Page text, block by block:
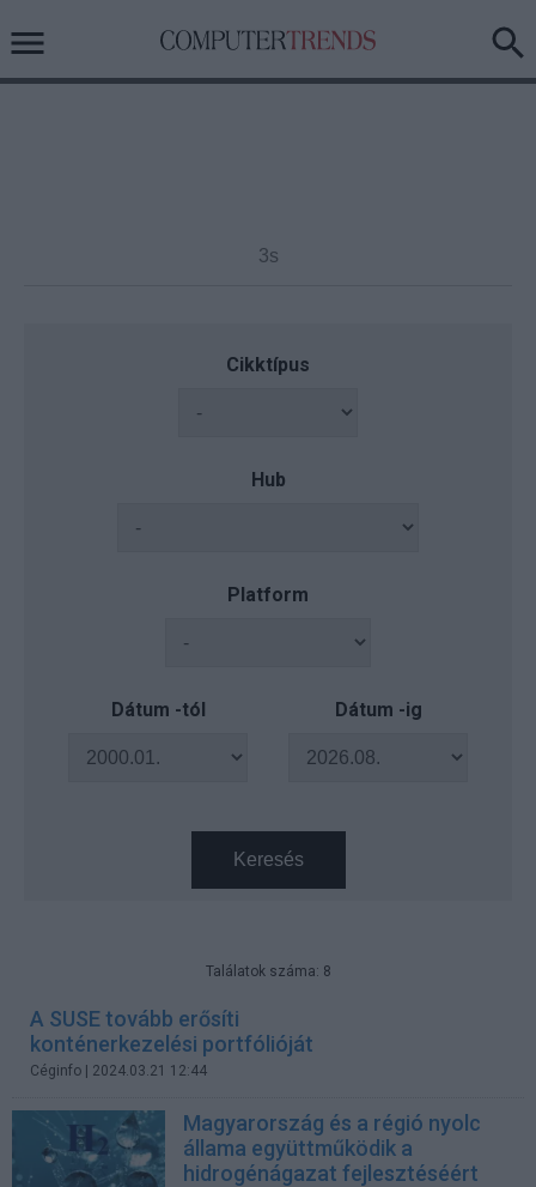
Cikktípus
Hub
Platform
Dátum -tól Dátum -ig
Keresés
Találatok száma: 8
A SUSE tovább erősíti
konténerkezelési portfólióját
Céginfo | 2024.03.21 12:44
Magyarország és a régió nyolc
állama együttműködik a
hidrogénágazat fejlesztéséért